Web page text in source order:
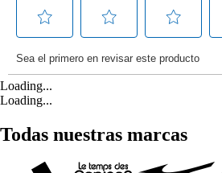
Loading...
Loading...
Todas nuestras marcas